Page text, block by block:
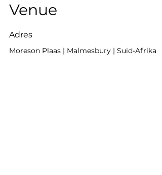
Venue
Adres
Moreson Plaas | Malmesbury | Suid-Afrika